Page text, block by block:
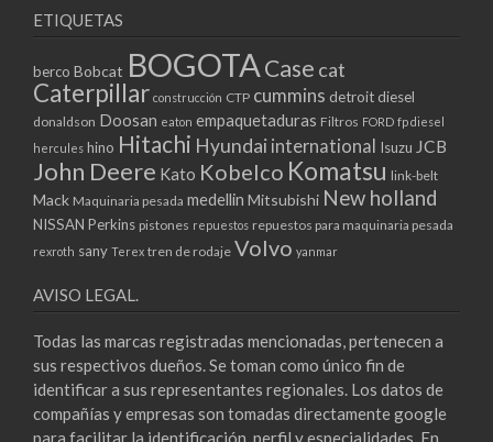
ETIQUETAS
berco Bobcat BOGOTACase cat
Caterpillar construcción CTP cummins detroit diesel
donaldson Doosan eaton empaquetaduras Filtros FORD fp diesel
hercules hino Hitachi Hyundai international Isuzu JCB
John Deere Kato Kobelco Komatsu link-belt
Mack Maquinaria pesada medellin Mitsubishi New holland
NISSAN Perkins pistones repuestos repuestos para maquinaria pesada
rexroth sany Terex tren de rodaje Volvo yanmar
AVISO LEGAL.
Todas las marcas registradas mencionadas, pertenecen a
sus respectivos dueños. Se toman como único fin de
identificar a sus representantes regionales. Los datos de
compañías y empresas son tomadas directamente google
para facilitar la identificación, perfil y especialidades. En